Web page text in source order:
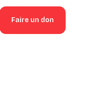
Faire un don